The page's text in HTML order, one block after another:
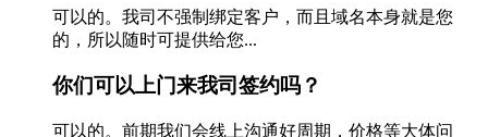
可以的。我司不强制绑定客户，而且域名本身就是您
的，所以随时可提供给您...
你们可以上门来我司签约吗？
可以的。前期我们会线上沟通好周期，价格等大体问